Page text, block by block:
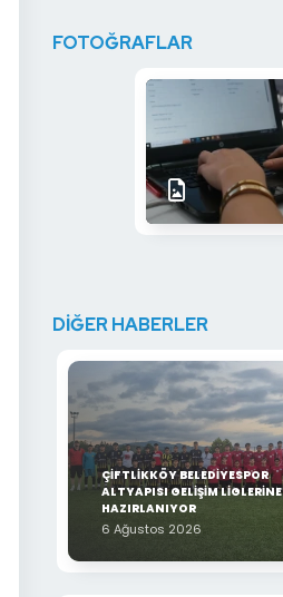
FOTOĞRAFLAR
DİĞER HABERLER
ÇİFTLİKKÖY BELEDİYESPOR
ALTYAPISI GELİŞİM LİGLERİNE
HAZIRLANIYOR
6 Ağustos 2026